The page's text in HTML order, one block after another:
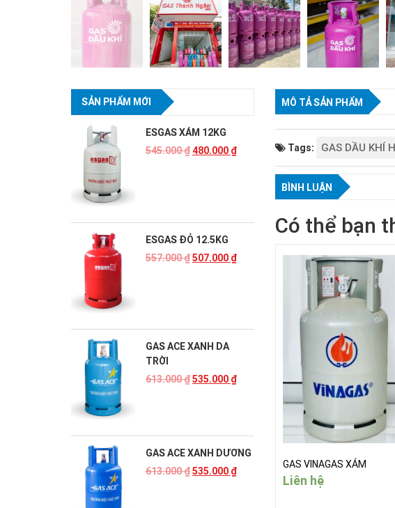
MÔ TẢ SẢN PHẨM
Tags: GAS DẦU KHÍ
BÌNH LUẬN
Có thể bạn
GAS VINAGAS XÁM
Liên hệ
SẢN PHẨM MỚI
ESGAS XÁM 12KG
545.000₫480.000 ₫
ESGAS ĐỎ 12.5KG
557.000₫507.000 ₫
GAS ACE XANH DA
TRỜI
613.000₫535.000 ₫
GAS ACE XANH DƯƠNG
613.000₫535.000 ₫